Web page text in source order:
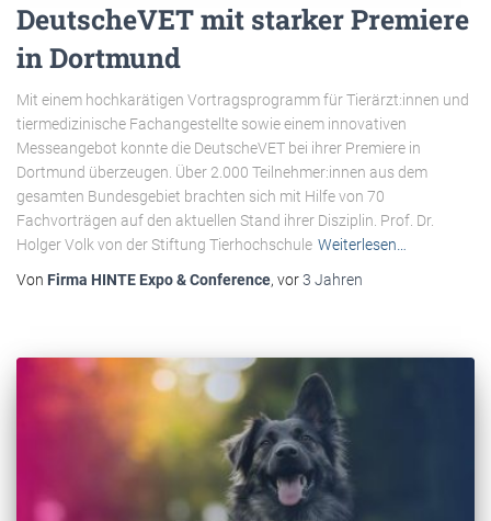
DeutscheVET mit starker Premiere
in Dortmund
Mit einem hochkarätigen Vortragsprogramm für Tierärzt:innen und
tiermedizinische Fachangestellte sowie einem innovativen
Messeangebot konnte die DeutscheVET bei ihrer Premiere in
Dortmund überzeugen. Über 2.000 Teilnehmer:innen aus dem
gesamten Bundesgebiet brachten sich mit Hilfe von 70
Fachvorträgen auf den aktuellen Stand ihrer Disziplin. Prof. Dr.
Holger Volk von der Stiftung Tierhochschule Weiterlesen…
Von Firma HINTE Expo & Conference, vor3 Jahren